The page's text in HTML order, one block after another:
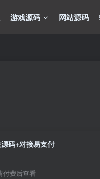
游戏源码 网站源码
码+对接易支付
付费后查看